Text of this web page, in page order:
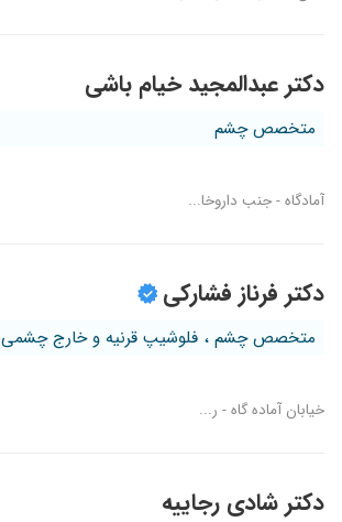
دکتر عبدالمجید خیام باشی
متخصص چشم
آمادگاه - جنب داروخا...
دکتر فرناز فشارکی
متخصص چشم ، فلوشیپ قرنیه و خارج چشمی
خیابان آماده گاه - ر...
دکتر شادی رجاییه